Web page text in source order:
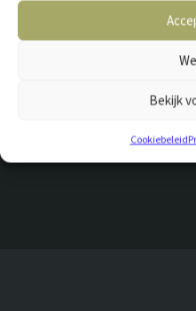
Bekijk
Cookiebeleid
Chipps is leverbaar in 15 of 18
cm breed. Bovenstaande prijs is